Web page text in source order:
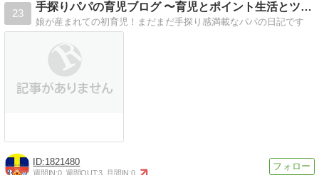
23
手探りパパの育児ブログ 〜育児とポイント生活とツムツム〜
娘が産まれての初育児！まだまだ手探り感満載なパパの日記です
1821480
週間IN:0 週間OUT:3 月間IN:0